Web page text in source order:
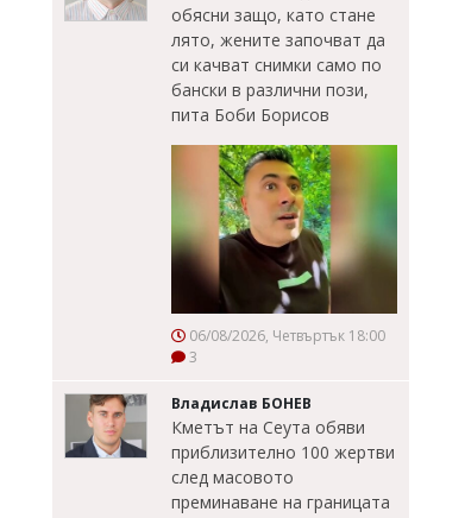
обясни защо, като стане
лято, жените започват да
си качват снимки само по
бански в различни пози,
пита Боби Борисов
06/08/2026, Четвъртък 18:00
3
Владислав БОНЕВ
Кметът на Сеута обяви
приблизително 100 жертви
след масовото
преминаване на границата